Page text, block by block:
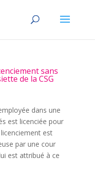
sans
de la CSG
dans une
est licenciée pour
est
par une cour
est attribué à ce